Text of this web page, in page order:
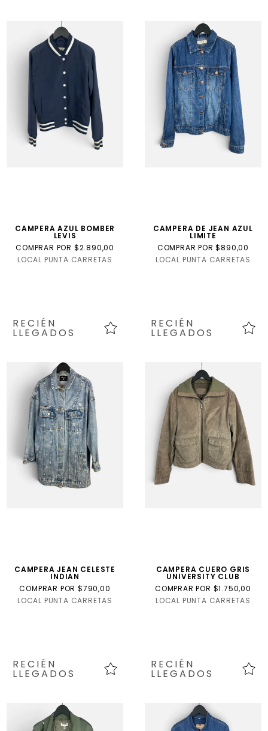
CAMPERA AZUL BOMBER
LEVIS
COMPRAR POR $2.890,00
LOCAL PUNTA CARRETAS
CAMPERA DE JEAN AZUL
LIMITE
COMPRAR POR $890,00
LOCAL PUNTA CARRETAS
RECIÉN
LLEGADOS
CAMPERA JEAN CELESTE
INDIAN
COMPRAR POR $790,00
LOCAL PUNTA CARRETAS
RECIÉN
LLEGADOS
CAMPERA CUERO GRIS
UNIVERSITY CLUB
COMPRAR POR $1.750,00
LOCAL PUNTA CARRETAS
RECIÉN
LLEGADOS
RECIÉN
LLEGADOS